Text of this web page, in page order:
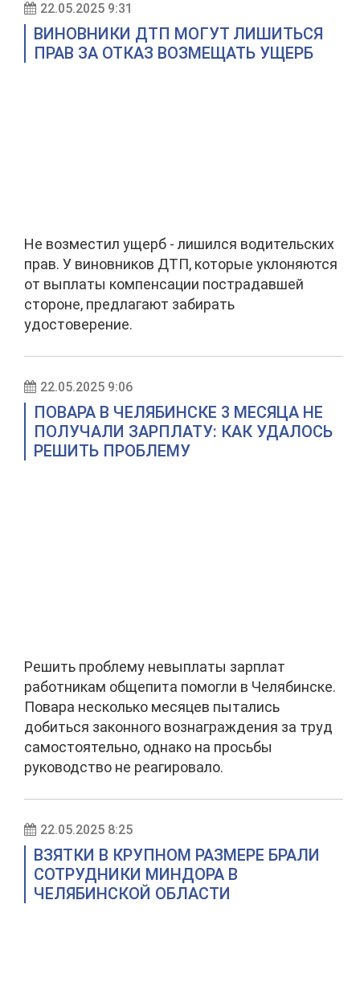
22.05.2025 9:31
ВИНОВНИКИ ДТП МОГУТ ЛИШИТЬСЯ
ПРАВ ЗА ОТКАЗ ВОЗМЕЩАТЬ УЩЕРБ
Не возместил ущерб - лишился водительских
прав. У виновников ДТП, которые уклоняются
от выплаты компенсации пострадавшей
стороне, предлагают забирать
удостоверение.
22.05.2025 9:06
ПОВАРА В ЧЕЛЯБИНСКЕ 3 МЕСЯЦА НЕ
ПОЛУЧАЛИ ЗАРПЛАТУ: КАК УДАЛОСЬ
РЕШИТЬ ПРОБЛЕМУ
Решить проблему невыплаты зарплат
работникам общепита помогли в Челябинске.
Повара несколько месяцев пытались
добиться законного вознаграждения за труд
самостоятельно, однако на просьбы
руководство не реагировало.
22.05.2025 8:25
ВЗЯТКИ В КРУПНОМ РАЗМЕРЕ БРАЛИ
СОТРУДНИКИ МИНДОРА В
ЧЕЛЯБИНСКОЙ ОБЛАСТИ